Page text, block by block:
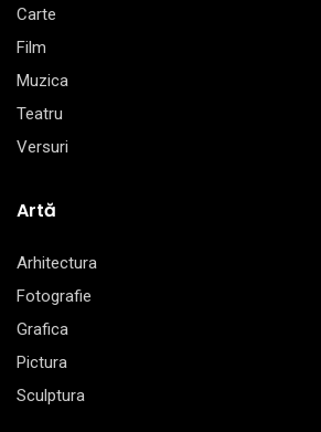
Carte
Film
Muzica
Teatru
Versuri
Artă
Arhitectura
Fotografie
Grafica
Pictura
Sculptura